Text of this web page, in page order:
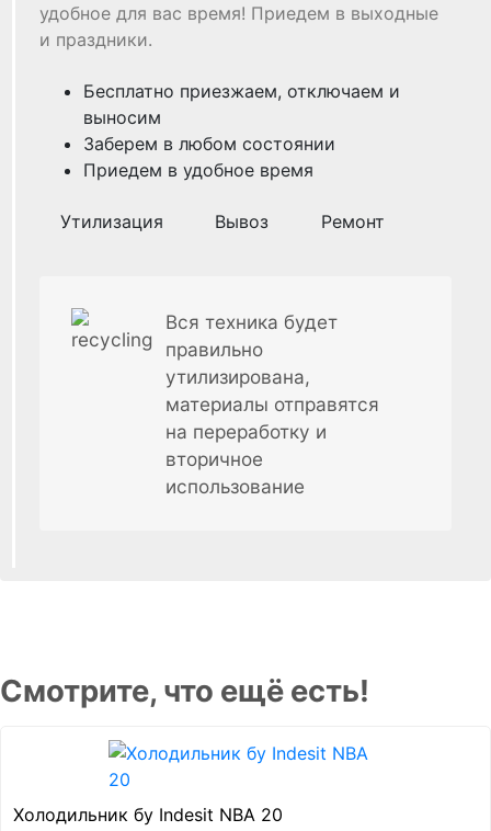
удобное для вас время! Приедем в выходные
и праздники.
Бесплатно приезжаем, отключаем и
выносим
Заберем в любом состоянии
Приедем в удобное время
Утилизация Вывоз Ремонт
Вся техника будет
правильно
утилизирована,
материалы отправятся
на переработку и
вторичное
использование
Смотрите, что ещё есть!
Холодильник бу Indesit NBA 20